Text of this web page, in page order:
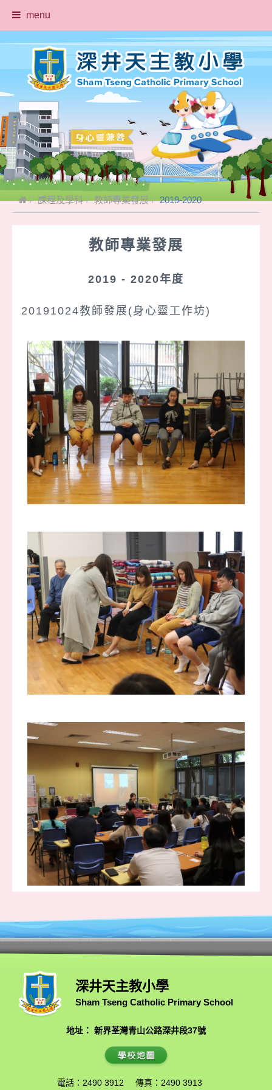
menu
課程及學科 教師專業發展 2019-2020
教師專業發展
2019 - 2020年度
20191024教師發展(身心靈工作坊)
深井天主教小學
Sham Tseng Catholic Primary School
地址： 新界荃灣青山公路深井段37號
電話：2490 3912
傳真：2490 3913